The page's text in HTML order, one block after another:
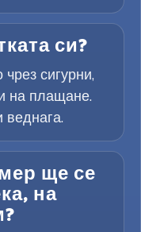
си?
сигурни,
на плащане.
веднага.
ще се
на